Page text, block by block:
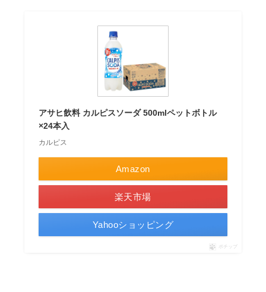
アサヒ飲料 カルピスソーダ 500mlペットボトル
×24本入
カルピス
Amazon
楽天市場
Yahooショッピング
ポチップ